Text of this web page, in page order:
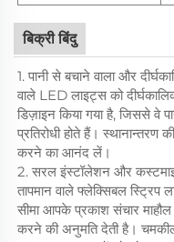
बिक्री बिंदु
1. पानी से बचाने वाला और
वाले LED लाइट्स को
डिज़ाइन किया गया है, जिससे वे
प्रतिरोधी होते हैं।
करने का आनंद लें।
2. सरल इंस्टॉलेशन और
तापमान वाले फ्लेक्सिबल स्ट्रिप
सीमा आपके प्रकाश संचार
करने की अनुमति देती है।